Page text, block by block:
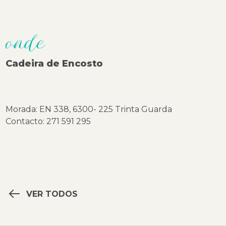
onde
Cadeira de Encosto
Morada: EN 338, 6300- 225 Trinta Guarda
Contacto: 271 591 295
VER TODOS